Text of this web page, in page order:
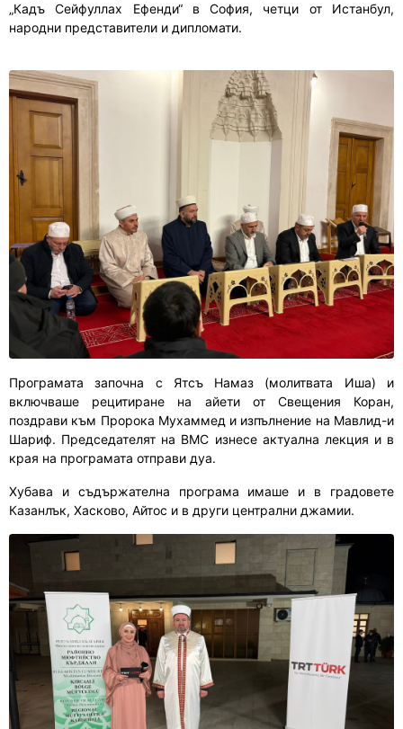
„Кадъ Сейфуллах Ефенди“ в София, четци от Истанбул,
народни представители и дипломати.
Програмата започна с Ятсъ Намаз (молитвата Иша) и
включваше рецитиране на айети от Свещения Коран,
поздрави към Пророка Мухаммед и изпълнение на Мавлид-и
Шариф. Председателят на ВМС изнесе актуална лекция и в
края на програмата отправи дуа.
Хубава и съдържателна програма имаше и в градовете
Казанлък, Хасково, Айтос и в други централни джамии.